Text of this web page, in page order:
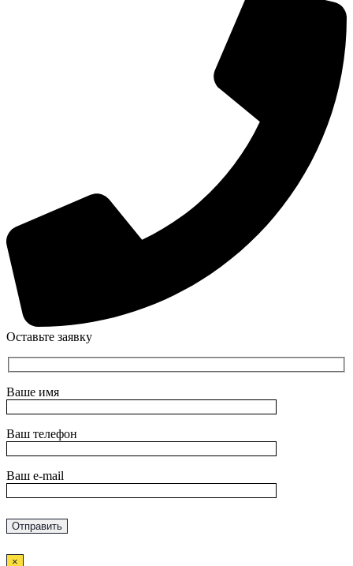
Оставьте заявку
Ваше имя
Ваш телефон
Ваш e-mail
×